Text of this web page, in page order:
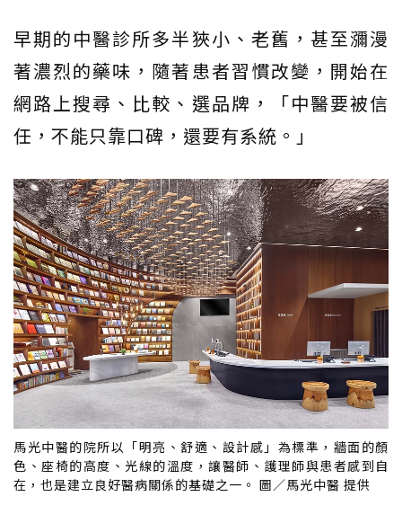
早期的中醫診所多半狹小、老舊，甚至瀰漫
著濃烈的藥味，隨著患者習慣改變，開始在
網路上搜尋、比較、選品牌，「中醫要被信
任，不能只靠口碑，還要有系統。」
馬光中醫的院所以「明亮、舒適、設計感」為標準，牆面的顏
色、座椅的高度、光線的溫度，讓醫師、護理師與患者感到自
在，也是建立良好醫病關係的基礎之一。 圖／馬光中醫 提供